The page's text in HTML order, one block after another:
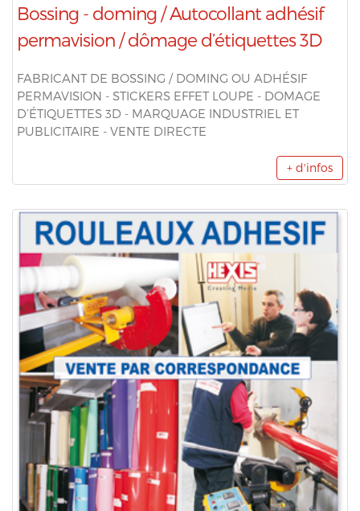
Bossing - doming / Autocollant adhésif
permavision / dômage d’étiquettes 3D
FABRICANT DE BOSSING / DOMING OU ADHÉSIF
PERMAVISION - STICKERS EFFET LOUPE - DOMAGE
D’ÉTIQUETTES 3D - MARQUAGE INDUSTRIEL ET
PUBLICITAIRE - VENTE DIRECTE
+ d'infos